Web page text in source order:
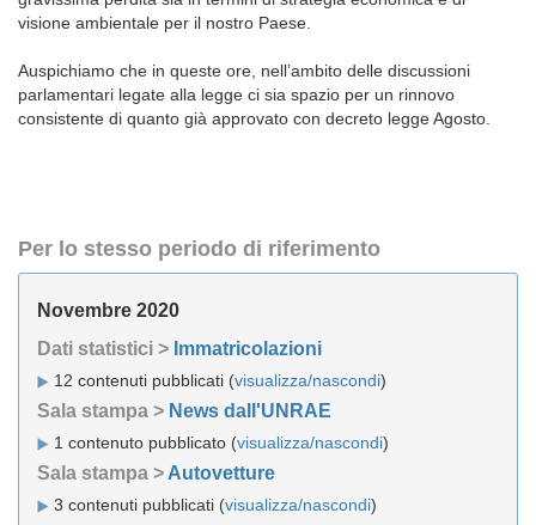
visione ambientale per il nostro Paese.
Auspichiamo che in queste ore, nell’ambito delle discussioni
parlamentari legate alla legge ci sia spazio per un rinnovo
consistente di quanto già approvato con decreto legge Agosto.
Per lo stesso periodo di riferimento
Novembre 2020
Dati statistici > Immatricolazioni
12 contenuti pubblicati (visualizza/nascondi)
Sala stampa > News dall'UNRAE
1 contenuto pubblicato (visualizza/nascondi)
Sala stampa > Autovetture
3 contenuti pubblicati (visualizza/nascondi)